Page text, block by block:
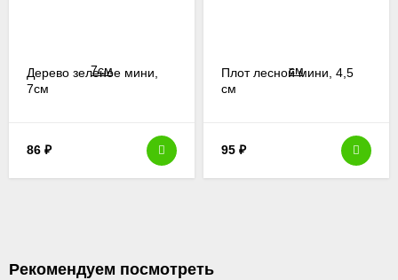
Дерево зеленое мини,
7см
86 ₽
Плот лесной мини, 4,5
см
95 ₽
Рекомендуем посмотреть